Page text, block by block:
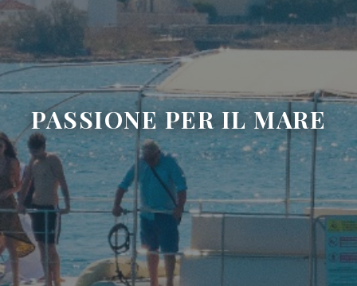
PASSIONE PER IL MARE